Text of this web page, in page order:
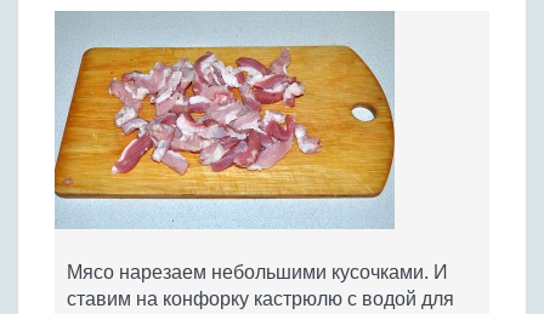
Мясо нарезаем небольшими кусочками. И
ставим на конфорку кастрюлю с водой для